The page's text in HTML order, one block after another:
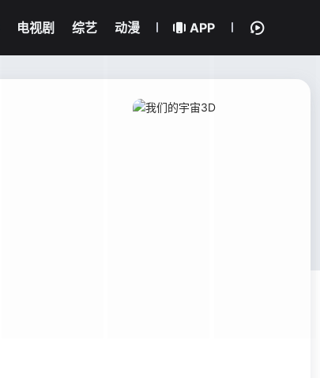
电视剧 综艺 动漫 APP